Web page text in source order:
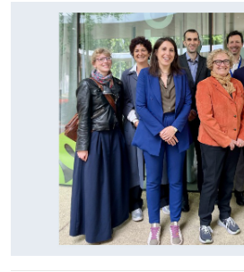
Advancing Mediation in a Multipolar World